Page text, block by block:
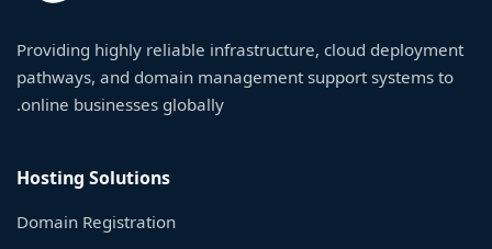
Providing highly reliable infrastructure, cloud deployment
pathways, and domain management support systems to
online businesses globally.
Hosting Solutions
Domain Registration